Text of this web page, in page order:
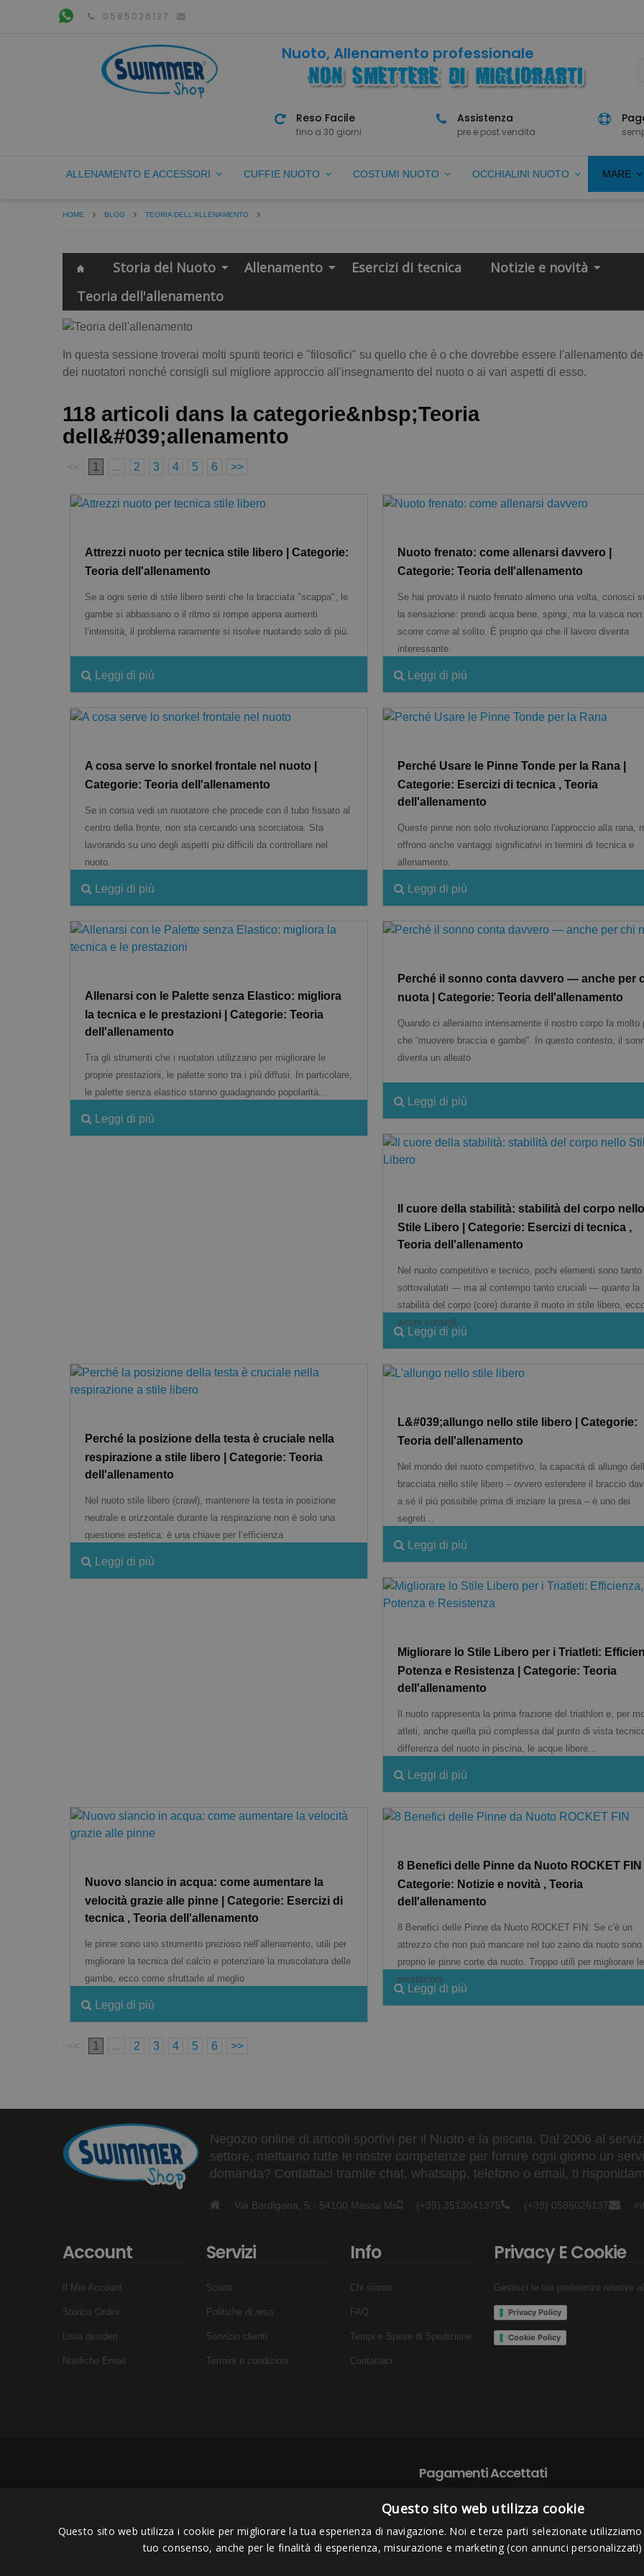
0585026137
Nuoto, Allenamento professionale
Reso Facile
fino a 30 giorni
Assistenza
pre e post vendita
ALLENAMENTO E ACCESSORI CUFFIE NUOTO COSTUMI NUOTO OCCHIALINI NUOTO MARE
HOME BLOG TEORIA DELL'ALLENAMENTO
Storia del Nuoto Allenamento Esercizi di tecnica
Notizie e novità
Teoria dell'allenamento
In questa sessione troverai molti spunti teorici e "filosofici" su quello che è o che dovrebbe essere l'allenamento
dei nuotatori nonché consigli sul migliore approccio all'insegnamento del nuoto o ai vari aspetti di esso.
118 articoli dans la categorie&nbsp;Teoria
dell&#039;allenamento
<< 1 ... 2 3 4 5 6 >>
Attrezzi nuoto per tecnica stile libero | Categorie:
Teoria dell'allenamento
Se a ogni serie di stile libero senti che la bracciata "scappa", le
gambe si abbassano o il ritmo si rompe appena aumenti
l’intensità, il problema raramente si risolve nuotando solo di più.
Leggi di più
Nuoto frenato: come allenarsi davvero |
Categorie: Teoria dell'allenamento
Se hai provato il nuoto frenato almeno una volta, conosci
la sensazione: prendi acqua bene, spingi, ma la vasca non
scorre come al solito. È proprio qui che il lavoro diventa
interessante.
Leggi di più
A cosa serve lo snorkel frontale nel nuoto |
Categorie: Teoria dell'allenamento
Se in corsia vedi un nuotatore che procede con il tubo fissato al
centro della fronte, non sta cercando una scorciatoia. Sta
lavorando su uno degli aspetti più difficili da controllare nel
nuoto.
Leggi di più
Perché Usare le Pinne Tonde per la Rana |
Categorie: Esercizi di tecnica , Teoria
dell'allenamento
Queste pinne non solo rivoluzionano l'approccio alla rana,
offrono anche vantaggi significativi in termini di tecnica e
allenamento.
Leggi di più
Allenarsi con le Palette senza Elastico: migliora
la tecnica e le prestazioni | Categorie: Teoria
dell'allenamento
Tra gli strumenti che i nuotatori utilizzano per migliorare le
proprie prestazioni, le palette sono tra i più diffusi. In particolare,
le palette senza elastico stanno guadagnando popolarità...
Leggi di più
Perché il sonno conta davvero — anche per
nuota | Categorie: Teoria dell'allenamento
Quando ci alleniamo intensamente il nostro corpo fa molto
che “muovere braccia e gambe”. In questo contesto, il
diventa un alleato
Leggi di più
Il cuore della stabilità: stabilità del corpo nello
Stile Libero | Categorie: Esercizi di tecnica ,
Teoria dell'allenamento
Nel nuoto competitivo e tecnico, pochi elementi sono tanto
sottovalutati — ma al contempo tanto cruciali — quanto la
stabilità del corpo (core) durante il nuoto in stile libero,
alcuni consigli
Leggi di più
Perché la posizione della testa è cruciale nella
respirazione a stile libero | Categorie: Teoria
dell'allenamento
Nel nuoto stile libero (crawl), mantenere la testa in posizione
neutrale e orizzontale durante la respirazione non è solo una
questione estetica: è una chiave per l’efficienza
Leggi di più
L&#039;allungo nello stile libero | Categorie:
Teoria dell'allenamento
Nel mondo del nuoto competitivo, la capacità di allungo
bracciata nello stile libero – ovvero estendere il braccio
a sé il più possibile prima di iniziare la presa – è uno dei
segreti...
Leggi di più
Migliorare lo Stile Libero per i Triatleti:
Potenza e Resistenza | Categorie: Teoria
dell'allenamento
Il nuoto rappresenta la prima frazione del triathlon e, per
atleti, anche quella più complessa dal punto di vista
differenza del nuoto in piscina, le acque libere...
Leggi di più
Nuovo slancio in acqua: come aumentare la
velocità grazie alle pinne | Categorie: Esercizi di
tecnica , Teoria dell'allenamento
le pinne sono uno strumento prezioso nell’allenamento, utili per
migliorare la tecnica del calcio e potenziare la muscolatura delle
gambe, ecco come sfruttarle al meglio
Leggi di più
8 Benefici delle Pinne da Nuoto ROCKET FIN |
Categorie: Notizie e novità , Teoria
dell'allenamento
8 Benefici delle Pinne da Nuoto ROCKET FIN: Se c'è un
attrezzo che non può mancare nel tuo zaino da nuoto sono
proprio le pinne corte da nuoto. Troppo utili per migliorare le
prestazioni
Leggi di più
<< 1 ... 2 3 4 5 6 >>
Negozio online di articoli sportivi per il Nuoto e la piscina. Dal 2006 al
settore, mettiamo tutte le nostre competenze per fornire ogni giorno un
domanda? Contattaci tramite chat, whatsapp, telefono o email, ti
Via Bordigona, 5 - 54100 Massa Ms (+39) 3513041375 (+39) 0585026137
Account
Il Mio Account
Storico Ordini
Lista desideri
Notifiche Email
Servizi
Sconti
Politiche di reso
Servizio clienti
Termini e condizioni
Info
Chi siamo
FAQ
Tempi e Spese di Spedizione
Contattaci
Privacy E Cookie
Gestisci le tue preferenze relative
Privacy Policy
Cookie Policy
Pagamenti Accettati
Questo sito web utilizza cookie
Questo sito web utilizza i cookie per migliorare la tua esperienza di navigazione. Noi e terze parti selezionate
tuo consenso, anche per le finalità di esperienza, misurazione e marketing (con annunci
Scarica subito GRATUITAMENTE l'ebook
"Allenarsi con gli elastici a secco"Scarica l'Ebook Gratuito